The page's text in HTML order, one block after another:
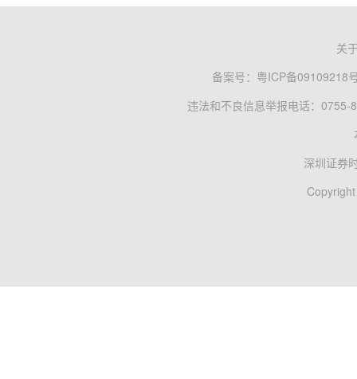
关
备案号： 粤ICP备09109218
违法和不良信息举报电话：0755-
深圳证券